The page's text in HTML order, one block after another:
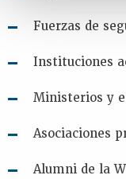
Fuerzas de
Instituciones
Ministerios y
Asociaciones
Alumni de la